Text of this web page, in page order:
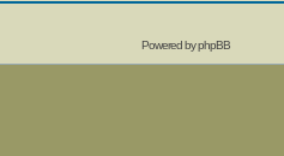
Powered byphpBB